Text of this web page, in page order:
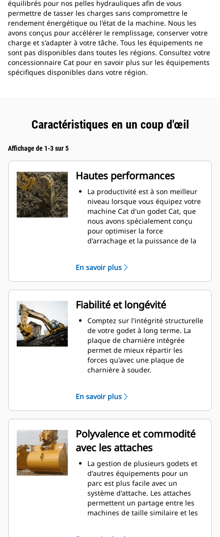
équilibrés pour nos pelles hydrauliques afin de vous
permettre de tasser les charges sans compromettre le
rendement énergétique ou l'état de la machine. Nous les
avons conçus pour accélérer le remplissage, conserver votre
charge et s'adapter à votre tâche. Tous les équipements ne
sont pas disponibles dans toutes les régions. Consultez votre
concessionnaire Cat pour en savoir plus sur les équipements
spécifiques disponibles dans votre région.
Caractéristiques en un coup d'œil
Affichage de 1-3 sur 5
Hautes performances
La productivité est à son meilleur
niveau lorsque vous équipez votre
machine Cat d'un godet Cat, que
nous avons spécialement conçu
pour optimiser la force
d'arrachage et la puissance de la
double améliore le flux des
matières dans le godet. Le
dégagement de talon accru
garantit que le fond du godet ne
frotte pas, ce qui réduit les coûts
d'entretien.
La consommation de carburant est
maximale lors de l'excavation. Les
godets Cat sont conçus pour
creuser dans les matériaux
rapidement afin d'améliorer
Chargez plus de matière plus
rapidement. La forme et les barres
latérales du godet permettent une
rétention optimale des matériaux
dans le godet à chaque charge.
En savoir plus
Fiabilité et longévité
Comptez sur l'intégrité structurelle
de votre godet à long terme. La
plaque de charnière intégrée
permet de mieux répartir les
forces qu'avec une plaque de
charnière à souder.
résistants à l'abrasion, en
particulier pour les composants
d'usure excessive.
Protégez les zones d'usure
excessive les plus importantes de
votre godet avec les outils
d'attaque du sol Cat
(GET). Les
protecteurs de longerons et les
couteaux latéraux permettent de
préserver les pièces du godet qui
entrent en contact et traversent
les matériaux le plus souvent.
Réduisez les coûts d'entretien en
En savoir plus
Polyvalence et commodité
avec les attaches
La gestion de plusieurs godets et
d'autres équipements pour un
parc est plus facile avec un
système d'attache. Les attaches
permettent un partage entre les
machines de taille similaire et les